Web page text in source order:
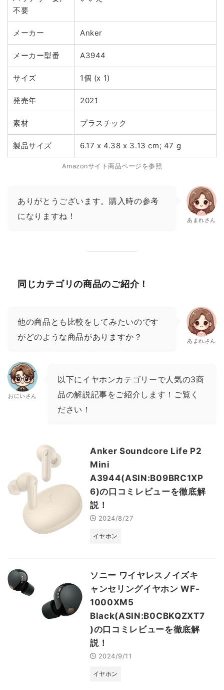
不要
メーカー Anker
メーカー型番 A3944
サイズ 1個 (x 1)
発売年 2021
素材 プラスチック
製品サイズ 6.17 x 4.38 x 3.13 cm; 47 g
Amazonサイト商品ページを参照
ありがとうございます。購入時の参考
になりますね！
あまれさん
同じカテゴリの商品のご紹介！
他の商品とも比較をしてみたいのです
がどのような商品がありますか？
あまれさん
おにいさん
以下にイヤホンカテゴリーで人気の3商
品の解説記事をご紹介します！ご覧く
ださい！
Anker Soundcore Life P2
Mini
A3944(ASIN:B09BRC1XP
6)の口コミレビューを徹底解
説！
2024/8/27
イヤホン
ソニー ワイヤレスノイズキ
ャンセリングイヤホン WF-
1000XM5
Black(ASIN:B0CBKQZXT7
)の口コミレビューを徹底解
説！
2024/9/11
イヤホン